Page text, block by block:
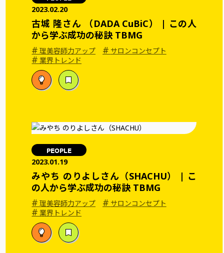
2023.02.20
古城 隆さん （DADA CuBiC） | この人
から学ぶ成功の秘訣 TBMG
#理美容師力アップ # サロンコンセプト
#業界トレンド
PEOPLE
2023.01.19
みやち のりよしさん（SHACHU） | こ
の人から学ぶ成功の秘訣 TBMG
#理美容師力アップ # サロンコンセプト
#業界トレンド